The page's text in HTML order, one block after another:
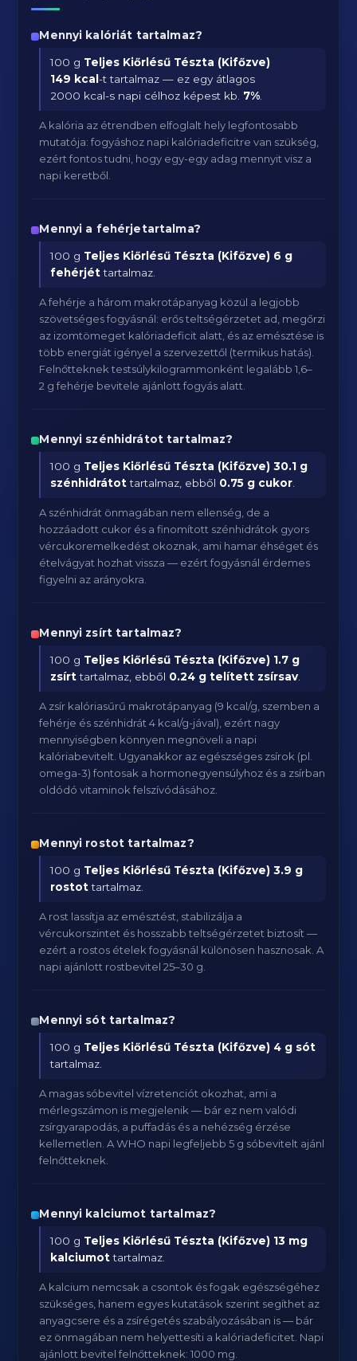
Mennyi kalóriát tartalmaz?
100 g Teljes Kiőrlésű Tészta (Kifőzve)
149 kcal-t tartalmaz — ez egy átlagos
2000 kcal-s napi célhoz képest kb. 7%
A kalória az étrendben elfoglalt hely legfontosabb
mutatója: fogyáshoz napi kalóriadeficitre van szükség,
ezért fontos tudni, hogy egy-egy adag mennyit visz a
napi keretből.
Mennyi a fehérjetartalma?
100 g Teljes Kiőrlésű Tészta (Kifőzve) 6 g
fehérjéttartalmaz.
A fehérje a három makrotápanyag közül a legjobb
szövetséges fogyásnál: erős teltségérzetet ad, megőrzi
az izomtömeget kalóriadeficit alatt, és az emésztése is
több energiát igényel a szervezettől (termikus hatás).
Felnőtteknek testsúlykilogrammonként legalább 1,6–
2 g fehérje bevitele ajánlott fogyás alatt.
Mennyi szénhidrátot tartalmaz?
100 g Teljes Kiőrlésű Tészta (Kifőzve) 30.1 g
szénhidrátottartalmaz, ebből 0.75 g cukor
A szénhidrát önmagában nem ellenség, de a
hozzáadott cukor és a finomított szénhidrátok gyors
vércukoremelkedést okoznak, ami hamar éhséget és
ételvágyat hozhat vissza — ezért fogyásnál érdemes
figyelni az arányokra.
Mennyi zsírt tartalmaz?
100 g Teljes Kiőrlésű Tészta (Kifőzve) 1.7 g
zsírttartalmaz, ebből 0.24 g telített zsírsav
A zsír kalóriasűrű makrotápanyag (9 kcal/g, szemben a
fehérje és szénhidrát 4 kcal/g-jával), ezért nagy
mennyiségben könnyen megnöveli a napi
kalóriabevitelt. Ugyanakkor az egészséges zsírok (pl.
omega-3) fontosak a hormonegyensúlyhoz és a zsírban
oldódó vitaminok felszívódásához.
Mennyi rostot tartalmaz?
100 g Teljes Kiőrlésű Tészta (Kifőzve) 3.9 g
rostottartalmaz.
A rost lassítja az emésztést, stabilizálja a
vércukorszintet és hosszabb teltségérzetet biztosít —
ezért a rostos ételek fogyásnál különösen hasznosak. A
napi ajánlott rostbevitel 25–30 g.
Mennyi sót tartalmaz?
100 g Teljes Kiőrlésű Tészta (Kifőzve) 4 g sót
tartalmaz.
A magas sóbevitel vízretenciót okozhat, ami a
mérlegszámon is megjelenik — bár ez nem valódi
zsírgyarapodás, a puffadás és a nehézség érzése
kellemetlen. A WHO napi legfeljebb 5 g sóbevitelt ajánl
felnőtteknek.
Mennyi kalciumot tartalmaz?
100 g Teljes Kiőrlésű Tészta (Kifőzve) 13 mg
kalciumottartalmaz.
A kalcium nemcsak a csontok és fogak egészségéhez
szükséges, hanem egyes kutatások szerint segíthet az
anyagcsere és a zsírégetés szabályozásában is — bár
ez önmagában nem helyettesíti a kalóriadeficitet. Napi
ajánlott bevitel felnőtteknek: 1000 mg.